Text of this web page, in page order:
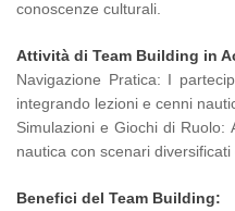
conoscenze culturali.
Attività di Team Building in
Navigazione Pratica: I
integrando lezioni e cenni
Simulazioni e Giochi di Ruolo:
nautica con scenari
Benefici del Team Building: